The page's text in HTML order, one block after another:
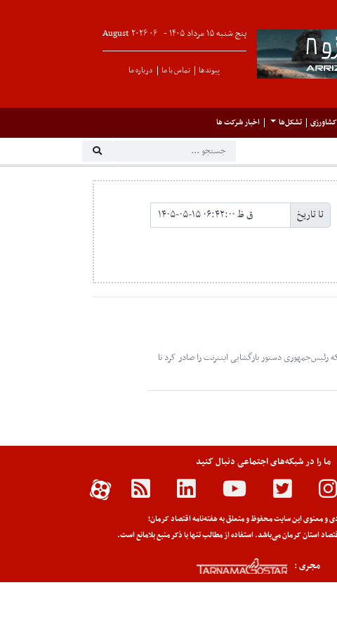
پنج شنبه ۱۵ مرداد ۱۴۰۵ - ۰۶August۲۰۲۶
پیوندها تماس با ما درباره ما
تشکل‌ها اخبار شرکت ها
تا تاریخ
رئیس‌جمهوری دستور بازگشایی اینترنت را صادر کرد تا
ما را در شبکه‌های اجتماعی دنبال کنید
و معنوی این سایت محفوظ و متعلق به هفته‌نامه اقتصاد کرمان؛
استان کرمان می‌باشد. استفاده از مطالب تنها با ذکر منبع بلامانع است.
مجری :